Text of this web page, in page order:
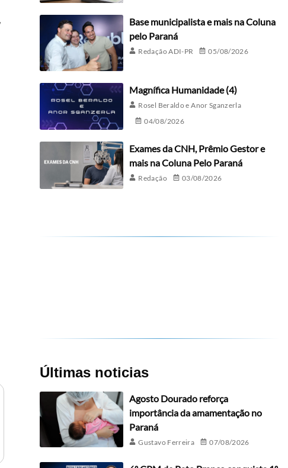
Base municipalista e mais na Coluna
pelo Paraná
Redação ADI-PR 05/08/2026
Magnífica Humanidade (4)
Rosel Beraldo e Anor Sganzerla
04/08/2026
Exames da CNH, Prêmio Gestor e
mais na Coluna Pelo Paraná
Redação 03/08/2026
Últimas noticias
Agosto Dourado reforça
importância da amamentação no
Paraná
Gustavo Ferreira 07/08/2026